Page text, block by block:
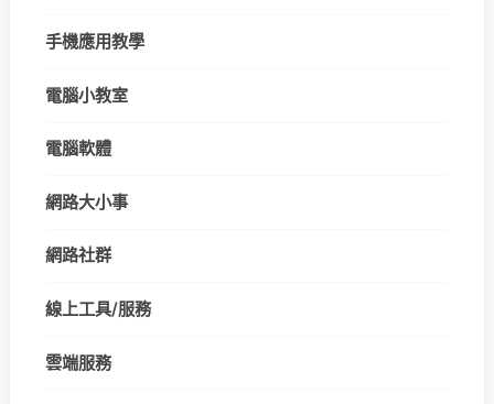
手機應用教學
電腦小教室
電腦軟體
網路大小事
網路社群
線上工具/服務
雲端服務